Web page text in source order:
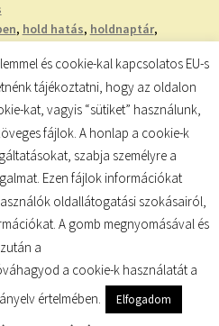
, hold hatás, holdnaptár,
,Telihold az Oroszlán jegyében,
és cookie-kal kapcsolatos EU-s
tájékoztatni, hogy az oldalon
kat, vagyis “sütiket” használunk,
fájlok. A honlap a cookie-k
szabja személyre a
Ezen fájlok információkat
oldallátogatási szokásairól,
A gomb megnyomásával és
a
a cookie-k használatát a
értelmében.
Elfogadom